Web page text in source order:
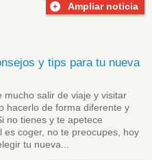
Ampliar noticia
y tips para tu nueva
salir de viaje y visitar
hacerlo de forma diferente y
no tienes y te apetece
coger, no te preocupes, hoy
tu nueva...